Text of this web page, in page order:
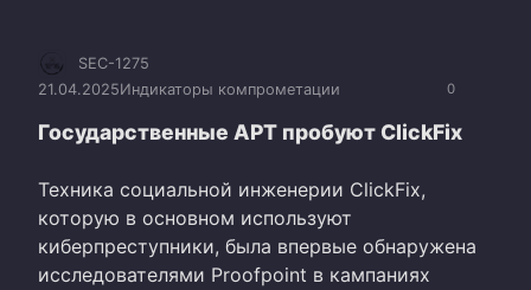
0
SEC-1275
21.04.2025Индикаторы компрометации
Государственные APT пробуют ClickFix
Техника социальной инженерии ClickFix,
которую в основном используют
киберпреступники, была впервые обнаружена
исследователями Proofpoint в кампаниях